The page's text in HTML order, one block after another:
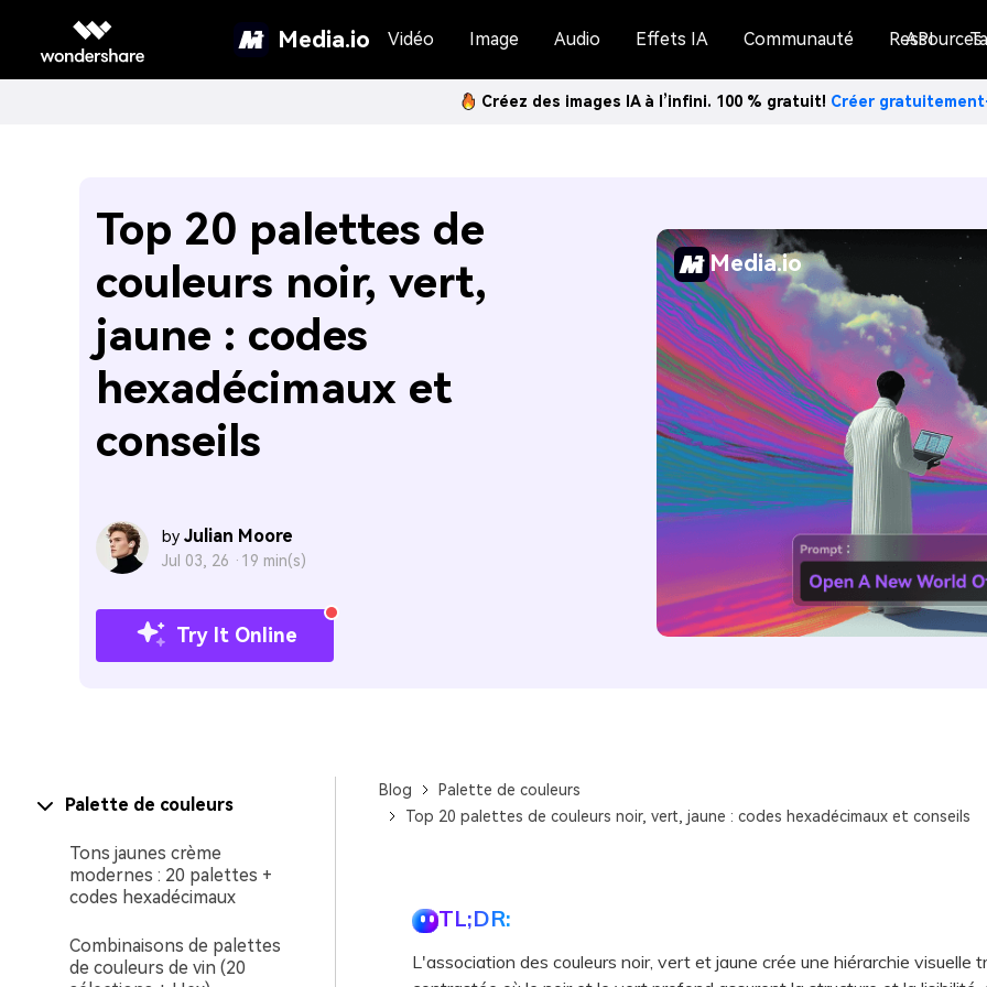
Media.io Vidéo Image Audio Effets IA Communauté Ressources
API
Créez des images IA à l’infini. 100 % gratuit! Créer
Top 20 palettes de
couleurs noir, vert,
jaune : codes
hexadécimaux et
conseils
by Julian Moore
Jul 03, 26 · 19 min(s)
Try It Online
Media.io
Palette de couleurs
Tons jaunes crème
modernes : 20 palettes +
codes hexadécimaux
Combinaisons de palettes
de couleurs de vin (20
Blog
Palette de couleurs
Top 20 palettes de couleurs noir, vert, jaune : codes hexadécimaux et conseils
TL;DR:
L'association des couleurs noir, vert et jaune crée une hiérarchie visuelle